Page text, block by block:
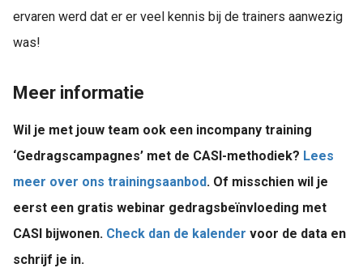
ervaren werd dat er er veel kennis bij de trainers aanwezig
was!
Meer informatie
Wil je met jouw team ook een incompany training
‘Gedragscampagnes’ met de CASI-methodiek? Lees
meer over ons trainingsaanbod. Of misschien wil je
eerst een gratis webinar gedragsbeïnvloeding met
CASI bijwonen. Check dan de kalender voor de data en
schrijf je in.